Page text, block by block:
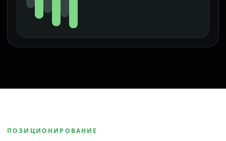
ПОЗИЦИОНИРОВАНИЕ